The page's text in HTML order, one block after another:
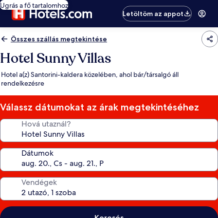
Ugrás a fő tartalomhoz
Letöltöm az appot
Összes szállás megtekintése
Hotel Sunny Villas
Hotel a(z) Santorini-kaldera közelében, ahol bár/társalgó áll
rendelkezésre
Válassz dátumokat az árak megtekintéséhez
Hová utaznál?
Dátumok
Vendégek